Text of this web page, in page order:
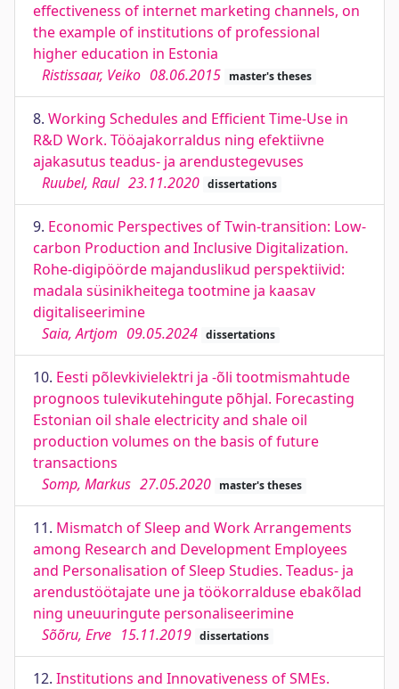
effectiveness of internet marketing channels, on
the example of institutions of professional
higher education in Estonia
Ristissaar, Veiko 08.06.2015 master's theses
8. Working Schedules and Efficient Time-Use in
R&D Work. Tööajakorraldus ning efektiivne
ajakasutus teadus- ja arendustegevuses
Ruubel, Raul 23.11.2020 dissertations
9. Economic Perspectives of Twin-transition: Low-
carbon Production and Inclusive Digitalization.
Rohe-digipöörde majanduslikud perspektiivid:
madala süsinikheitega tootmine ja kaasav
digitaliseerimine
Saia, Artjom 09.05.2024 dissertations
10. Eesti põlevkivielektri ja -õli tootmismahtude
prognoos tulevikutehingute põhjal. Forecasting
Estonian oil shale electricity and shale oil
production volumes on the basis of future
transactions
Somp, Markus 27.05.2020 master's theses
11. Mismatch of Sleep and Work Arrangements
among Research and Development Employees
and Personalisation of Sleep Studies. Teadus- ja
arendustöötajate une ja töökorralduse ebakõlad
ning uneuuringute personaliseerimine
Sõõru, Erve 15.11.2019 dissertations
12. Institutions and Innovativeness of SMEs.